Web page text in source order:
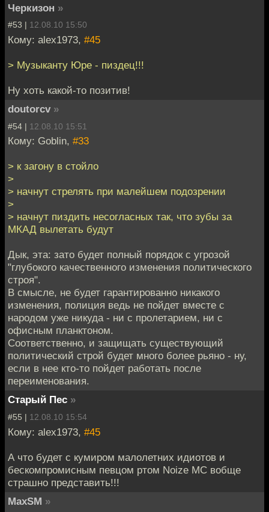
Черкизон »
#53 | 12.08.10 15:50
Кому: alex1973, #45
> Музыканту Юре - пиздец!!!
Ну хоть какой-то позитив!
doutorcv »
#54 | 12.08.10 15:51
Кому: Goblin, #33
> к загону в стойло
>
> начнут стрелять при малейшем подозрении
>
> начнут пиздить несогласных так, что зубы за
МКАД вылетать будут
Дык, эта: зато будет полный порядок с угрозой
"глубокого качественного изменения политического
строя".
В смысле, не будет гарантированно никакого
изменения, полиция ведь не пойдет вместе с
народом уже никуда - ни с пролетарием, ни с
офисным планктоном.
Соответственно, и защищать существующий
политический строй будет много более рьяно - ну,
если в нее кто-то пойдет работать после
переименования.
Старый Пес »
#55 | 12.08.10 15:54
Кому: alex1973, #45
А что будет с кумиром малолетних идиотов и
бескомпромисным певцом ртом Noize MC вобще
страшно представить!!!
MaxSM »